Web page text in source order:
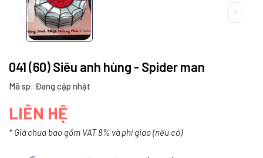
041 (60) Siêu anh hùng - Spider man
Mã sp: Đang cập nhật
LIÊN HỆ
* Giá chưa bao gồm VAT 8% và phí giao (nếu có)